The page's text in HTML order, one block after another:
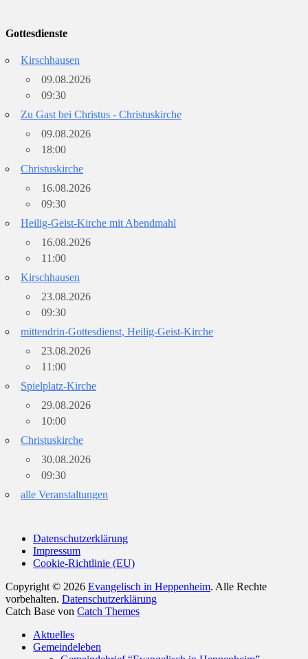
Gottesdienste
Kirschhausen
09.08.2026
09:30
Zu Gast bei Christus - Christuskirche
09.08.2026
18:00
Christuskirche
16.08.2026
09:30
Heilig-Geist-Kirche mit Abendmahl
16.08.2026
11:00
Kirschhausen
23.08.2026
09:30
mittendrin-Gottesdienst, Heilig-Geist-Kirche
23.08.2026
11:00
Spielplatz-Kirche
29.08.2026
10:00
Christuskirche
30.08.2026
09:30
alle Veranstaltungen
Datenschutzerklärung
Impressum
Cookie-Richtlinie (EU)
Copyright © 2026 Evangelisch in Heppenheim. Alle Rechte
vorbehalten. Datenschutzerklärung
Catch Base von Catch Themes
oben
scrollen
Aktuelles
Gemeindeleben